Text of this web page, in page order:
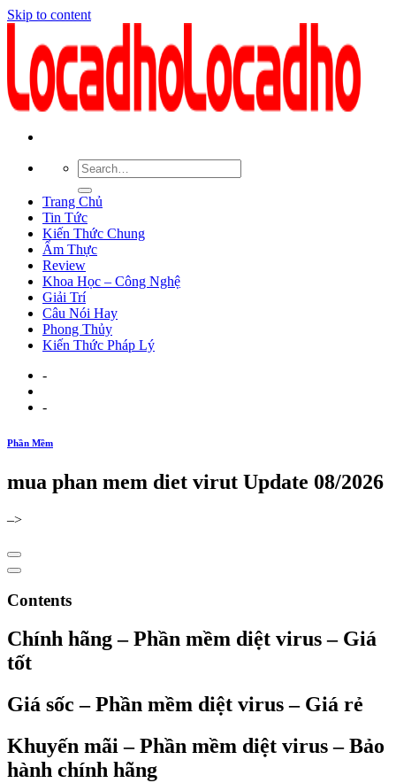
Skip to content
Trang Chủ
Tin Tức
Kiến Thức Chung
Ẩm Thực
Review
Khoa Học – Công Nghệ
Giải Trí
Câu Nói Hay
Phong Thủy
Kiến Thức Pháp Lý
-
-
Phần Mềm
mua phan mem diet virut Update 08/2026
–>
Contents
Chính hãng – Phần mềm diệt virus – Giá
tốt
Giá sốc – Phần mềm diệt virus – Giá rẻ
Khuyến mãi – Phần mềm diệt virus – Bảo
hành chính hãng